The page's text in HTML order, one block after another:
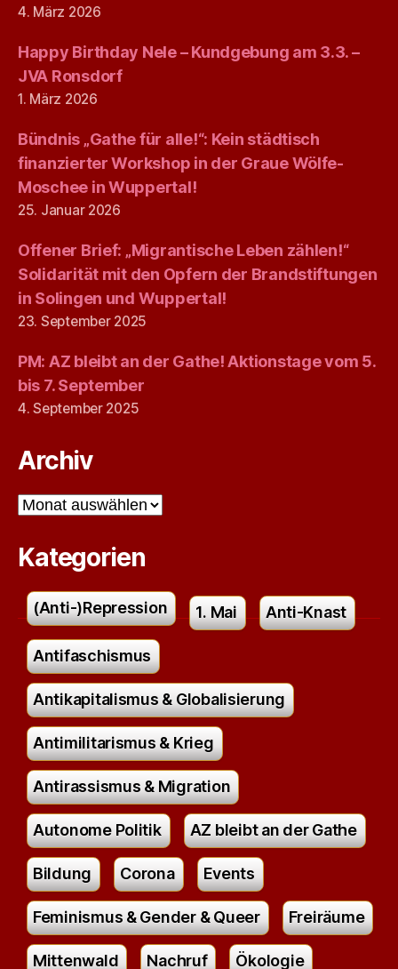
4. März 2026
Happy Birthday Nele – Kundgebung am 3.3. –
JVA Ronsdorf
1. März 2026
Bündnis „Gathe für alle!“: Kein städtisch
finanzierter Workshop in der Graue Wölfe-
Moschee in Wuppertal!
25. Januar 2026
Offener Brief: „Migrantische Leben zählen!“
Solidarität mit den Opfern der Brandstiftungen
in Solingen und Wuppertal!
23. September 2025
PM: AZ bleibt an der Gathe! Aktionstage vom 5.
bis 7. September
4. September 2025
Archiv
Archiv
Kategorien
(Anti-)Repression 1. Mai Anti-Knast
Antifaschismus
Antikapitalismus & Globalisierung
Antimilitarismus & Krieg
Antirassismus & Migration
Autonome Politik AZ bleibt an der Gathe
Bildung Corona Events
Feminismus & Gender & Queer Freiräume
Mittenwald Nachruf Ökologie